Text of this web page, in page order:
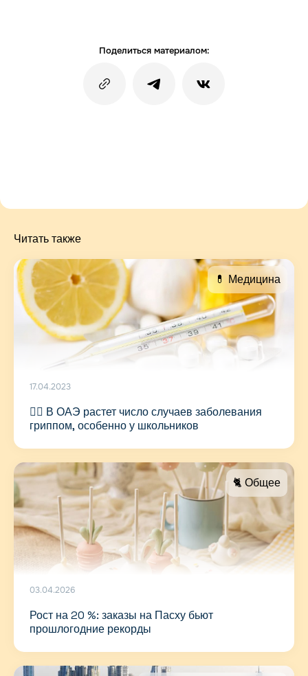
Поделиться материалом:
Читать также
💊 Медицина
17.04.2023
👩‍⚕️ В ОАЭ растет число случаев заболевания
гриппом, особенно у школьников
🐈 Общее
03.04.2026
Рост на 20 %: заказы на Пасху бьют
прошлогодние рекорды